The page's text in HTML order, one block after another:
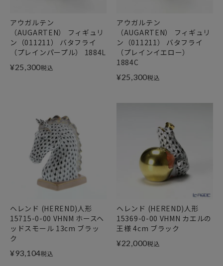
アウガルテン
（AUGARTEN） フィギュリ
ン（011211） バタフライ
（プレインパープル） 1884L
¥25,300税込
アウガルテン
（AUGARTEN） フィギュリ
ン（011211） バタフライ
（プレインイエロー）
1884C
¥25,300税込
ヘレンド (HEREND)人形
15715-0-00 VHNM ホースヘ
ッドスモール 13cm ブラッ
ク
¥93,104税込
ヘレンド (HEREND)人形
15369-0-00 VHMN カエルの
王様 4cm ブラック
¥22,000税込